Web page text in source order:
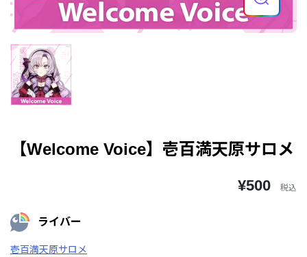
【Welcome Voice】壱百満天原サロメ
¥500 税込
ライバー
壱百満天原サロメ